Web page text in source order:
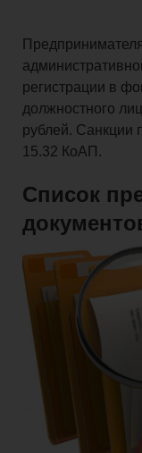
регистрации в
должностного
рублей. Санкции
15.32 КоАП.
Список